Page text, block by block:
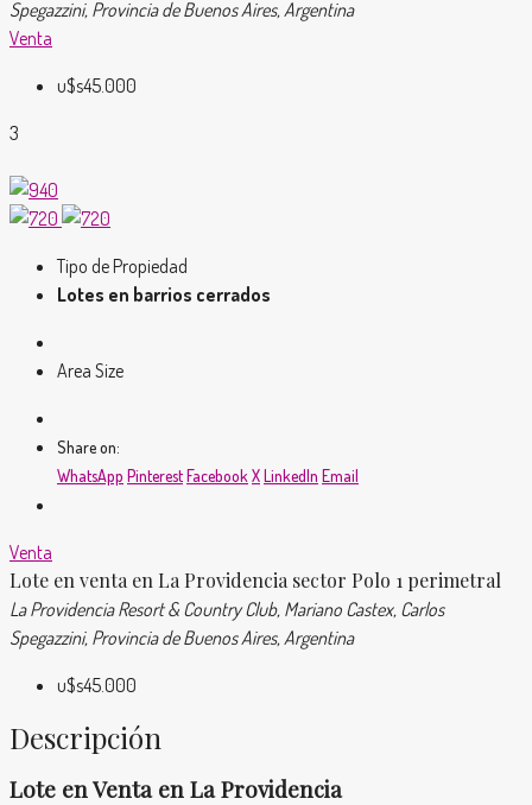
Spegazzini, Provincia de Buenos Aires, Argentina
Venta
u$s45.000
3
Tipo de Propiedad
Lotes en barrios cerrados
Area Size
Share on:
WhatsApp PinterestFacebook XLinkedIn Email
Venta
Lote en venta en La Providencia sector Polo 1 perimetral
La Providencia Resort & Country Club, Mariano Castex, Carlos
Spegazzini, Provincia de Buenos Aires, Argentina
u$s45.000
Descripción
Lote en Venta en La Providencia